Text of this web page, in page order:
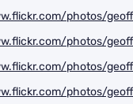
photos/
photos/
photos/
photos/